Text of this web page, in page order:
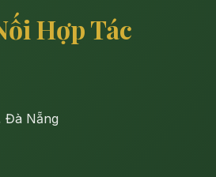
Hợp Tác
Đà Nẵng